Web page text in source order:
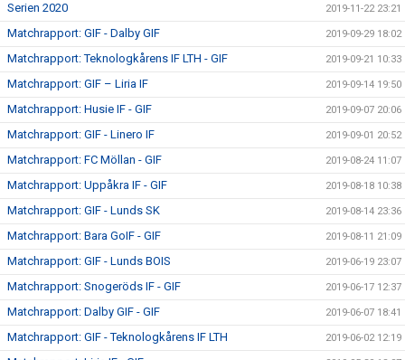
Serien 2020 2019-11-22 23:21
Matchrapport: GIF - Dalby GIF 2019-09-29 18:02
Matchrapport: Teknologkårens IF LTH - GIF 2019-09-21 10:33
Matchrapport: GIF – Liria IF 2019-09-14 19:50
Matchrapport: Husie IF - GIF 2019-09-07 20:06
Matchrapport: GIF - Linero IF 2019-09-01 20:52
Matchrapport: FC Möllan - GIF 2019-08-24 11:07
Matchrapport: Uppåkra IF - GIF 2019-08-18 10:38
Matchrapport: GIF - Lunds SK 2019-08-14 23:36
Matchrapport: Bara GoIF - GIF 2019-08-11 21:09
Matchrapport: GIF - Lunds BOIS 2019-06-19 23:07
Matchrapport: Snogeröds IF - GIF 2019-06-17 12:37
Matchrapport: Dalby GIF - GIF 2019-06-07 18:41
Matchrapport: GIF - Teknologkårens IF LTH 2019-06-02 12:19